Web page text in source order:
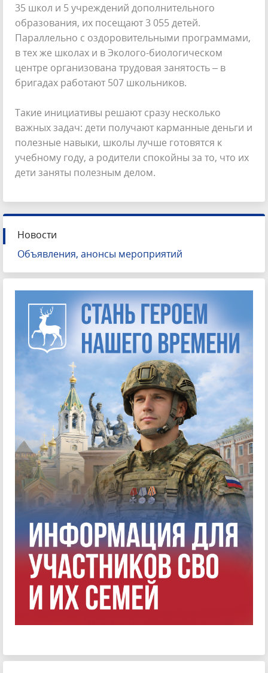
35 школ и 5 учреждений дополнительного
образования, их посещают 3 055 детей.
Параллельно с оздоровительными программами,
в тех же школах и в Эколого-биологическом
центре организована трудовая занятость – в
бригадах работают 507 школьников.
Такие инициативы решают сразу несколько
важных задач: дети получают карманные деньги и
полезные навыки, школы лучше готовятся к
учебному году, а родители спокойны за то, что их
дети заняты полезным делом.
Новости
Объявления, анонсы мероприятий